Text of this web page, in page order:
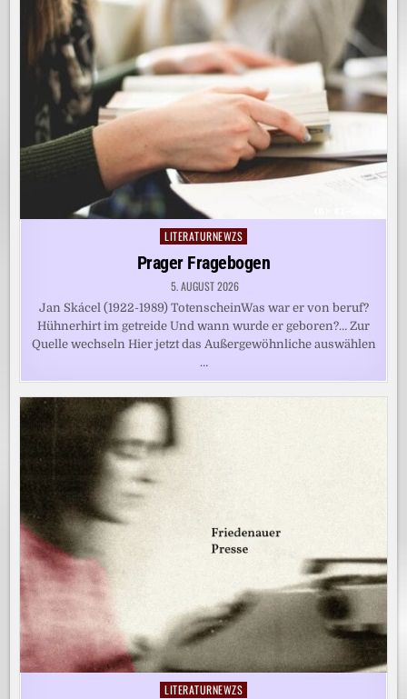
Posted
LITERATURNEWZS
Prager Fragebogen
5. AUGUST 2026
Jan Skácel (1922-1989) TotenscheinWas war er von beruf?
Hühnerhirt im getreide Und wann wurde er geboren?… Zur
Quelle wechseln Hier jetzt das Außergewöhnliche auswählen
…
Posted
LITERATURNEWZS